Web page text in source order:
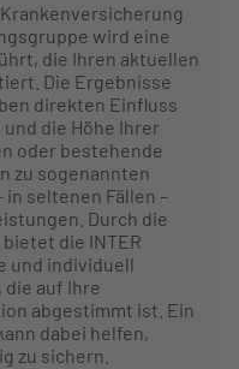
wird eine
die Ihren aktuellen
Die Ergebnisse
direkten Einfluss
die Höhe Ihrer
oder bestehende
zu sogenannten
seltenen Fällen –
Durch die
die INTER
und individuell
auf Ihre
abgestimmt ist. Ein
dabei helfen,
zu sichern.